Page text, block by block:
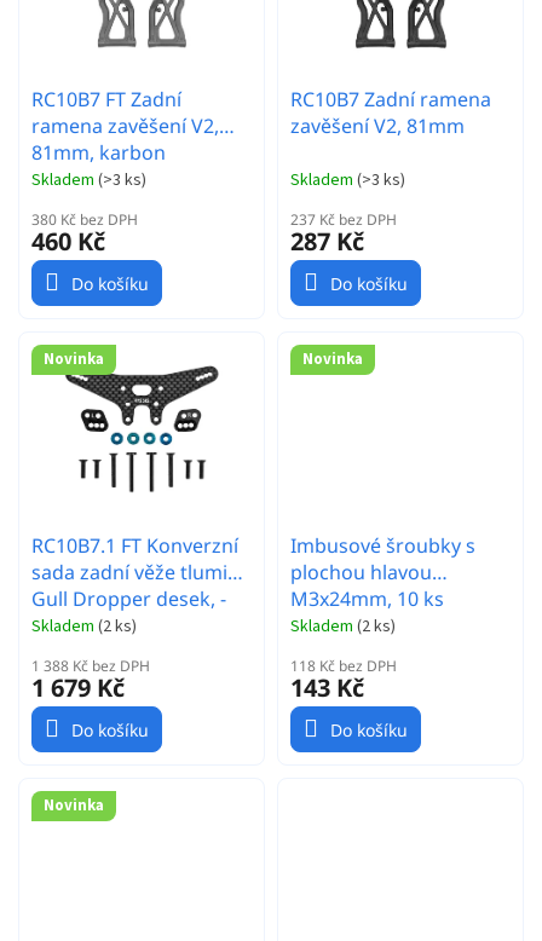
ů
RC10B7 FT Zadní
ramena zavěšení V2,
81mm, karbon
Skladem (>3 ks)
380 Kč bez DPH
460 Kč
Do košíku
RC10B7 Zadní ramena
zavěšení V2, 81mm
Skladem (>3 ks)
237 Kč bez DPH
287 Kč
Do košíku
Novinka
RC10B7.1 FT Konverzní
sada zadní věže tlumičů
Gull Dropper desek, -
2mm
Skladem (2 ks)
1 388 Kč bez DPH
1 679 Kč
Do košíku
Novinka
Imbusové šroubky s
plochou hlavou
M3x24mm, 10 ks
Skladem (2 ks)
118 Kč bez DPH
143 Kč
Do košíku
Novinka